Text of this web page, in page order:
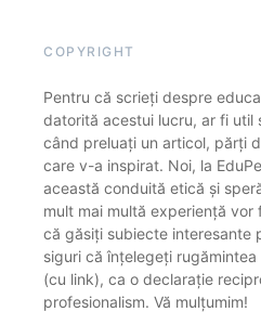
COPYRIGHT
Pentru că scrieți despre
datorită acestui lucru, ar fi util
când preluați un articol, părți
care v-a inspirat. Noi, la
această conduită etică și
mult mai multă experiență vor
că găsiți subiecte interesante
siguri că înțelegeți
(cu link), ca o declarație
profesionalism. Vă mulțumim!